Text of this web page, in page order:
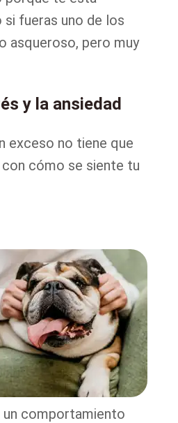
fueras uno de los
asqueroso, pero muy
y la ansiedad
exceso no tiene que
cómo se siente tu
un comportamiento